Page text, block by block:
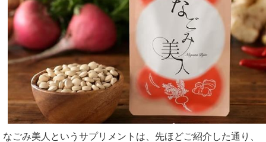
なごみ美人というサプリメントは、先ほどご紹介した通り、